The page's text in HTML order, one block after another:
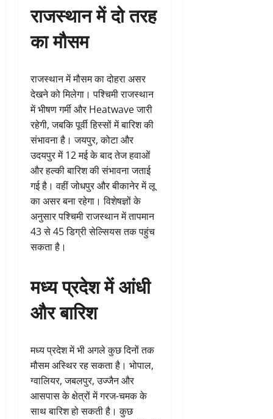
राजस्थान में दो तरह
का मौसम
राजस्थान में मौसम का दोहरा असर
देखने को मिलेगा। पश्चिमी राजस्थान
में भीषण गर्मी और Heatwave जारी
रहेगी, जबकि पूर्वी हिस्सों में बारिश की
संभावना है। जयपुर, कोटा और
उदयपुर में 12 मई के बाद तेज हवाओं
और हल्की बारिश की संभावना जताई
गई है। वहीं जोधपुर और बीकानेर में लू
का असर बना रहेगा। विशेषज्ञों के
अनुसार पश्चिमी राजस्थान में तापमान
43 से 45 डिग्री सेल्सियस तक पहुंच
सकता है।
मध्य प्रदेश में आंधी
और बारिश
मध्य प्रदेश में भी अगले कुछ दिनों तक
मौसम अस्थिर रह सकता है। भोपाल,
ग्वालियर, जबलपुर, उज्जैन और
आसपास के क्षेत्रों में गरज-चमक के
साथ बारिश हो सकती है। कुछ